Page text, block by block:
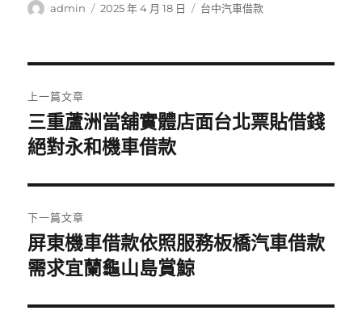
作
admin
發
2025 年 4 月 18 日
分
台中汽車借款
章
導
覽
上一篇文章
上
一
文
章:
三重蘆洲當舖實體店面台北票貼借錢
絕對永和機車借款
下一篇文章
下
一
文
屏東機車借款依照服務板橋汽車借款
需求宜蘭龜山島賞鯨